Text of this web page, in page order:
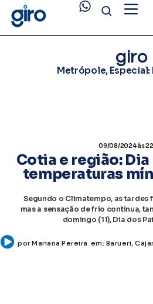
giro
Metrópole, Especial:
09/08/2024às
Cotia e região:
temperaturas
Segundo o Climatempo, as tardes
mas a sensação de frio continua,
domingo (11), Dia dos
porMariana Pereira em: Barueri,